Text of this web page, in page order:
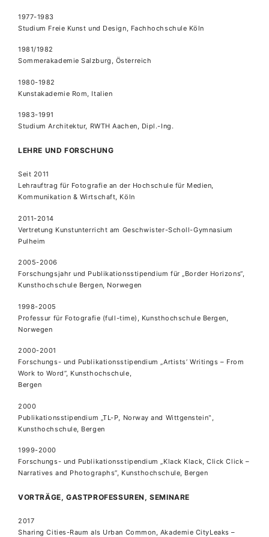
1977-1983
Studium Freie Kunst und Design, Fachhochschule Köln
1981/1982
Sommerakademie Salzburg, Österreich
1980-1982
Kunstakademie Rom, Italien
1983-1991
Studium Architektur, RWTH Aachen, Dipl.-Ing.
LEHRE UND FORSCHUNG
Seit 2011
Lehrauftrag für Fotografie an der Hochschule für Medien,
Kommunikation & Wirtschaft, Köln
2011-2014
Vertretung Kunstunterricht am Geschwister-Scholl-Gymnasium
Pulheim
2005-2006
Forschungsjahr und Publikationsstipendium für „Border Horizons“,
Kunsthochschule Bergen, Norwegen
1998-2005
Professur für Fotografie (full-time), Kunsthochschule Bergen,
Norwegen
2000-2001
Forschungs- und Publikationsstipendium „Artists’ Writings – From
Work to Word”, Kunsthochschule,
Bergen
2000
Publikationsstipendium „TL-P, Norway and Wittgenstein‟,
Kunsthochschule, Bergen
1999-2000
Forschungs- und Publikationsstipendium „Klack Klack, Click Click –
Narratives and Photographs”, Kunsthochschule, Bergen
VORTRÄGE, GASTPROFESSUREN, SEMINARE
2017
Sharing Cities-Raum als Urban Common, Akademie CityLeaks –